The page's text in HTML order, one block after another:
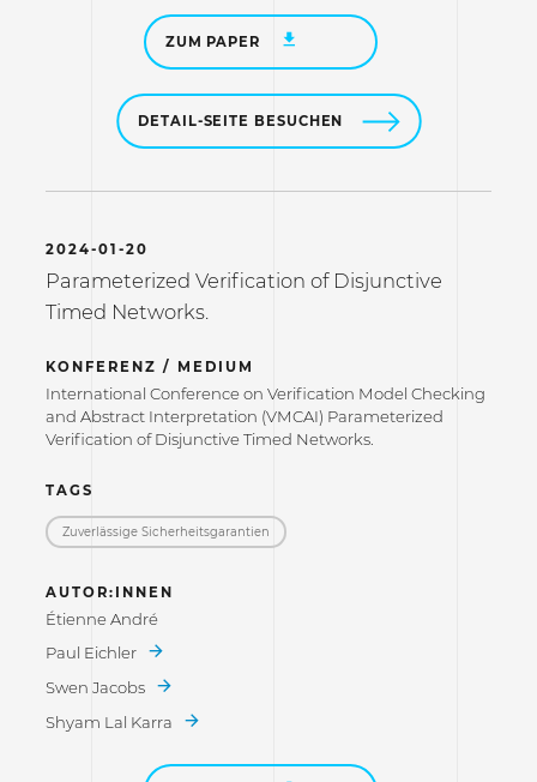
ZUM PAPER
DETAIL-SEITE BESUCHEN
2024-01-20
Parameterized Verification of Disjunctive
Timed Networks.
KONFERENZ / MEDIUM
International Conference on Verification Model Checking
and Abstract Interpretation (VMCAI) Parameterized
Verification of Disjunctive Timed Networks.
TAGS
Zuverlässige Sicherheitsgarantien
AUTOR:INNEN
Étienne André
Paul Eichler
Swen Jacobs
Shyam Lal Karra